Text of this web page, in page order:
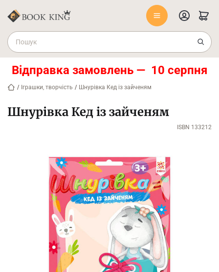
Відправка замовлень — 10 серпня
/ Іграшки, творчість / Шнурівка Кед із зайченям
Шнурівка Кед із зайченям
ISBN 133212